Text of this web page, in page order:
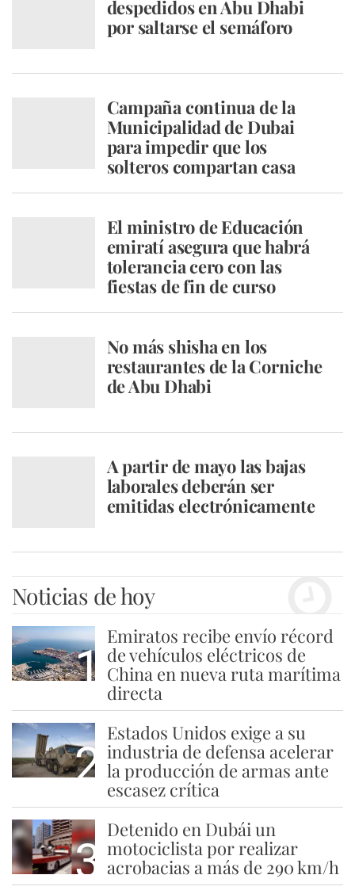
despedidos en Abu Dhabi
por saltarse el semáforo
Campaña continua de la
Municipalidad de Dubai
para impedir que los
solteros compartan casa
El ministro de Educación
emiratí asegura que habrá
tolerancia cero con las
fiestas de fin de curso
No más shisha en los
restaurantes de la Corniche
de Abu Dhabi
A partir de mayo las bajas
laborales deberán ser
emitidas electrónicamente
Noticias de hoy
1
Emiratos recibe envío récord
de vehículos eléctricos de
China en nueva ruta marítima
directa
2
Estados Unidos exige a su
industria de defensa acelerar
la producción de armas ante
escasez crítica
3
Detenido en Dubái un
motociclista por realizar
acrobacias a más de 290 km/h